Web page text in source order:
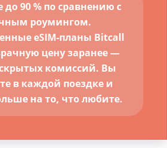
90 % по сравнению с
роумингом.
eSIM-планы Bitcall
цену заранее —
комиссий. Вы
в каждой поездке и
на то, что любите.